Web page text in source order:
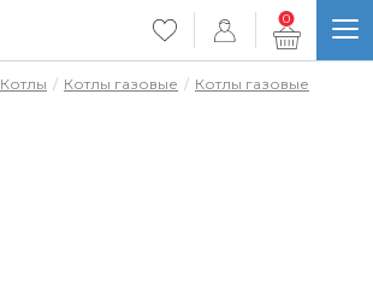
0
Котлы Котлы газовые
Котлы газовые